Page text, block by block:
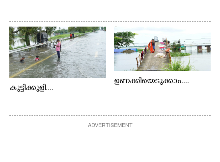
കുട്ടിക്കുളി....
ഉണക്കിയെടുക്കാം....
ADVERTISEMENT